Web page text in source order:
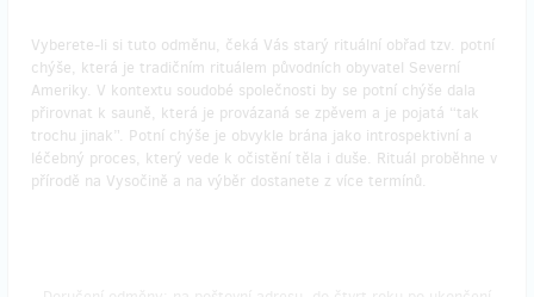
Vyberete-li si tuto odměnu, čeká Vás starý rituální obřad tzv. potní
chýše, která je tradičním rituálem původních obyvatel Severní
Ameriky. V kontextu soudobé společnosti by se potní chýše dala
přirovnat k sauně, která je provázaná se zpěvem a je pojatá “tak
trochu jinak”. Potní chýše je obvykle brána jako introspektivní a
léčebný proces, který vede k očistění těla i duše. Rituál proběhne v
přírodě na Vysočině a na výběr dostanete z více termínů.